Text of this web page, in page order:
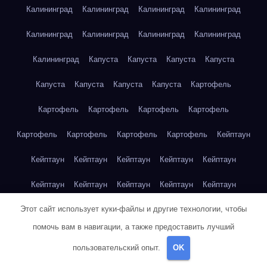
Калининград Калининград Калининград Калининград
Калининград Калининград Калининград Калининград
Калининград Капуста Капуста Капуста Капуста
Капуста Капуста Капуста Капуста Картофель
Картофель Картофель Картофель Картофель
Картофель Картофель Картофель Картофель Кейптаун
Кейптаун Кейптаун Кейптаун Кейптаун Кейптаун
Кейптаун Кейптаун Кейптаун Кейптаун Кейптаун
Кейптаун Кейптаун Кейптаун Кейптаун Кейптаун
Кейптаун
Клубника
Этот сайт использует куки-файлы и другие технологии, чтобы
помочь вам в навигации, а также предоставить лучший
пользовательский опыт. OK